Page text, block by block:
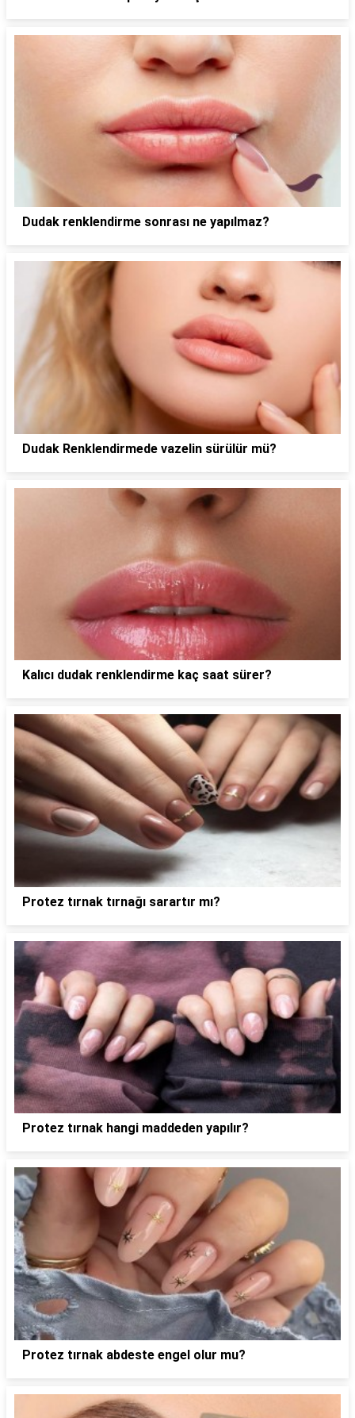
Dudak renklendirme sonrası ne yapılmaz?
Dudak Renklendirmede vazelin sürülür mü?
Kalıcı dudak renklendirme kaç saat sürer?
Protez tırnak tırnağı sarartır mı?
Protez tırnak hangi maddeden yapılır?
Protez tırnak abdeste engel olur mu?